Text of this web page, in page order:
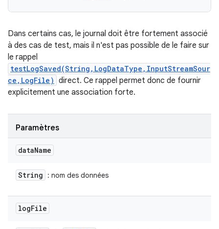
Dans certains cas, le journal doit être fortement associé
à des cas de test, mais il n'est pas possible de le faire sur
le rappel
testLogSaved(String,LogDataType,InputStreamSour
ce,LogFile) direct. Ce rappel permet donc de fournir
explicitement une association forte.
Paramètres
dataName
String : nom des données
logFile